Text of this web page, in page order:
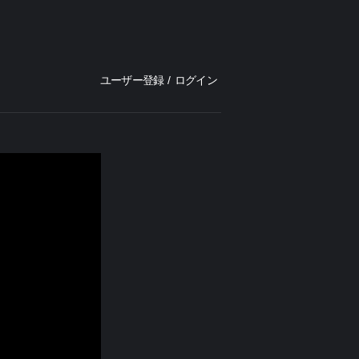
ユーザー登録 / ログイン